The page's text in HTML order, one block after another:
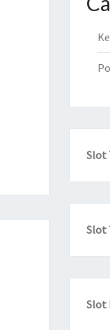
Slot
Slot
Slot